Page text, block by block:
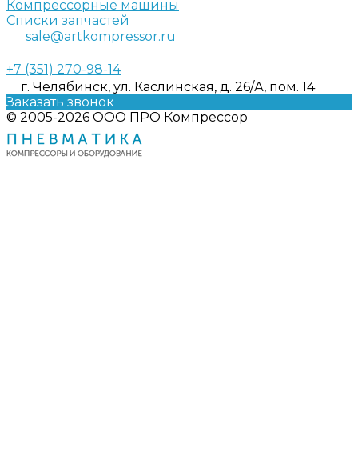
Компрессорные машины
Списки запчастей
sale@artkompressor.ru
+7 (351) 270-98-14
г. Челябинск, ул. Каслинская, д. 26/А, пом. 14
Заказать звонок
© 2005-2026 ООО ПРО Компрессор